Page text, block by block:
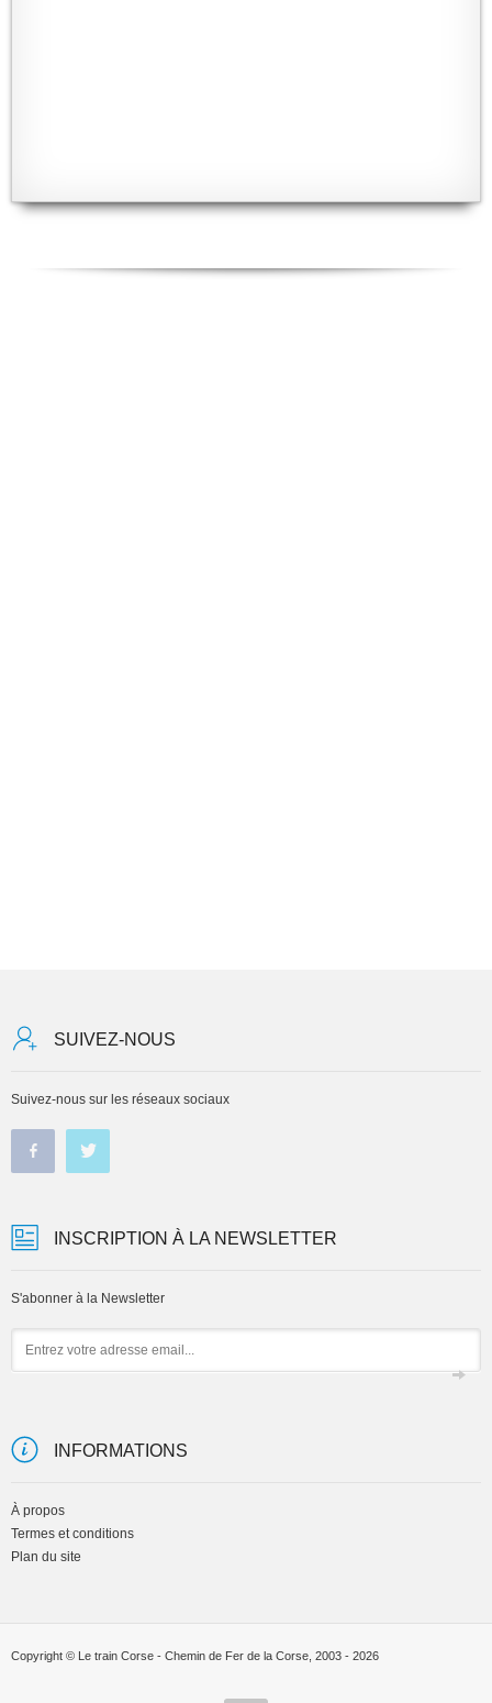
SUIVEZ-NOUS
Suivez-nous sur les réseaux sociaux
INSCRIPTION À LA NEWSLETTER
S'abonner à la Newsletter
INFORMATIONS
À propos
Termes et conditions
Plan du site
Copyright © Le train Corse - Chemin de Fer de la Corse, 2003 - 2026